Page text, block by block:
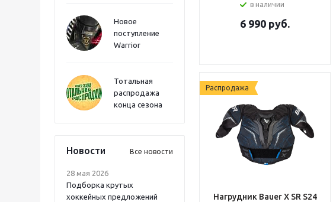
Новое
поступление
Warrior
Тотальная
распродажа
конца сезона
Новости Все новости
28 мая 2026
Подборка крутых
хоккейных предложений
в наличии
6 990 руб.
Распродажа
Нагрудник Bauer X SR S24